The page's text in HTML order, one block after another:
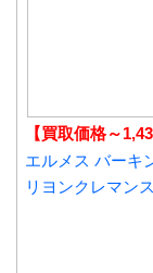
【買取価格～
エルメス バーキ
リヨンクレマンス